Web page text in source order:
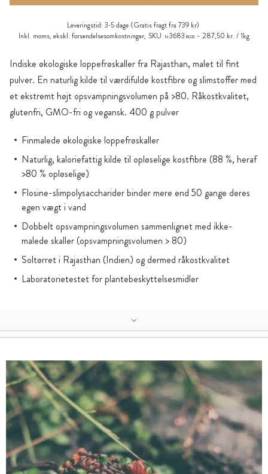
Indiske økologiske loppefrøskaller fra Rajasthan, malet til fint
pulver. En naturlig kilde til værdifulde kostfibre og slimstoffer med
et ekstremt højt opsvampningsvolumen på >80. Råkostkvalitet,
glutenfri, GMO-fri og vegansk. 400 g pulver
Finmalede økologiske loppefrøskaller
Naturlig, kaloriefattig kilde til opløselige kostfibre (88 %, heraf
>80 % opløselige)
Flosine-slimpolysaccharider binder mere end 50 gange deres
egen vægt i vand
Dobbelt opsvampningsvolumen sammenlignet med ikke-
malede skaller (opsvampningsvolumen > 80)
Soltørret i Rajasthan (Indien) og dermed råkostkvalitet
Laboratorietestet for plantebeskyttelsesmidler
Leveringstid: 3-5 dage (Gratis fragt fra 739 kr)
Inkl. moms, ekskl. forsendelsesomkostninger, SKU N3683 BGB 287,50 kr. / 1kg